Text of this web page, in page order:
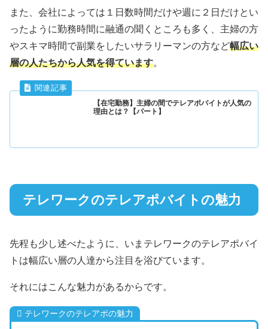
また、会社によっては１日数時間だけや週に２日だけとい
ったように勤務時間に融通の聞くところも多く、主婦の方
やスキマ時間で副業をしたいサラリーマンの方など幅広い
層の人たちから人気を得ています。
【在宅勤務】主婦の間でテレアポバイトが人気の
理由とは？【パート】
テレワークのテレアポバイトの魅力
先程も少し述べたように、いまテレワークのテレアポバイ
トは幅広い層の人達から注目を浴びています。
それにはこんな魅力があるからです。
テレワークのテレアポの魅力